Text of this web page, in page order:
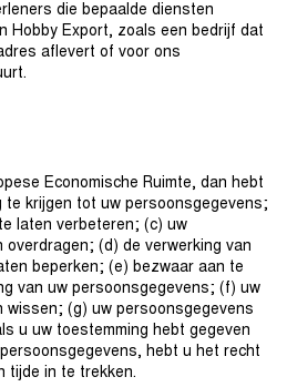
die bepaalde diensten
Hobby Export, zoals een bedrijf dat
aflevert of voor ons
Economische Ruimte, dan hebt
te krijgen tot uw persoonsgegevens;
laten verbeteren; (c) uw
(d) de verwerking van
beperken; (e) bezwaar aan te
van uw persoonsgegevens; (f) uw
wissen; (g) uw persoonsgegevens
u uw toestemming hebt gegeven
hebt u het recht
tijde in te trekken.